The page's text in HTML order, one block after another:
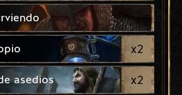
x2
asedios x2